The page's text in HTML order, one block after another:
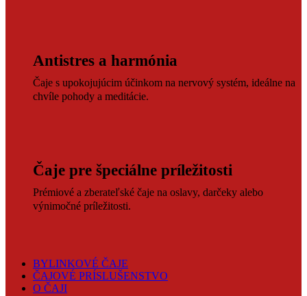
Antistres a harmónia
Čaje s upokojujúcim účinkom na nervový systém, ideálne na
chvíle pohody a meditácie.
Čaje pre špeciálne príležitosti
Prémiové a zberateľské čaje na oslavy, darčeky alebo
výnimočné príležitosti.
BYLINKOVÉ ČAJE
ČAJOVÉ PRÍSLUŠENSTVO
O ČAJI